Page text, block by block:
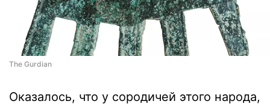
The Gurdian
Оказалось, что у сородичей этого народа,